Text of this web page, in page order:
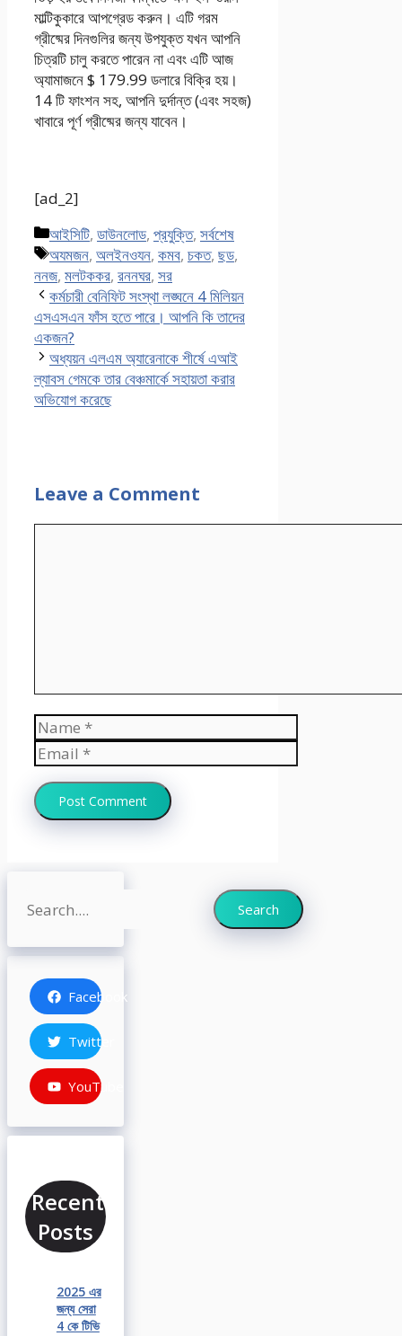
মাল্টিকুকারে আপগ্রেড করুন। এটি গরম
গ্রীষ্মের দিনগুলির জন্য উপযুক্ত যখন আপনি
চিত্রটি চালু করতে পারেন না এবং এটি আজ
অ্যামাজনে $ 179.99 ডলারে বিক্রি হয়।
14 টি ফাংশন সহ, আপনি দুর্দান্ত (এবং সহজ)
খাবারে পূর্ণ গ্রীষ্মের জন্য যাবেন।
[ad_2]
Categories
আইসিটি, ডাউনলোড, প্রযুক্তি, সর্বশেষ
Tags
অযমজন, অলইনওযন, কমব, চকত, ছড,
ননজ, মলটককর, রননঘর, সর
কর্মচারী বেনিফিট সংস্থা লঙ্ঘনে 4 মিলিয়ন
এসএসএন ফাঁস হতে পারে। আপনি কি তাদের
একজন?
অধ্যয়ন এলএম অ্যারেনাকে শীর্ষে এআই
ল্যাবস গেমকে তার বেঞ্চমার্কে সহায়তা করার
অভিযোগ করেছে
Leave a Comment
Name
Email
Search
Facebook
Twitter
YouTube
Recent
Posts
2025 এর
জন্য সেরা
4 কে টিভি